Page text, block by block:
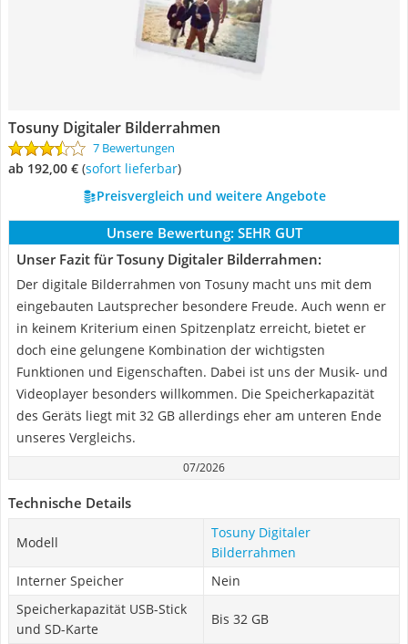
Tosuny Digitaler Bilderrahmen
7 Bewertungen
ab 192,00 € ( Sofort lieferbar)
Preisvergleich und weitere Angebote
Unsere Bewertung: SEHR GUT
Unser Fazit für Tosuny Digitaler Bilderrahmen:
Der digitale Bilderrahmen von Tosuny macht uns mit dem
eingebauten Lautsprecher besondere Freude. Auch wenn er
in keinem Kriterium einen Spitzenplatz erreicht, bietet er
doch eine gelungene Kombination der wichtigsten
Funktionen und Eigenschaften. Dabei ist uns der Musik- und
Videoplayer besonders willkommen. Die Speicherkapazität
des Geräts liegt mit 32 GB allerdings eher am unteren Ende
unseres Vergleichs.
07/2026
Technische Details
Modell
Tosuny Digitaler
Bilderrahmen
Interner Speicher
Nein
Speicherkapazität USB-Stick
und SD-Karte
Bis 32 GB